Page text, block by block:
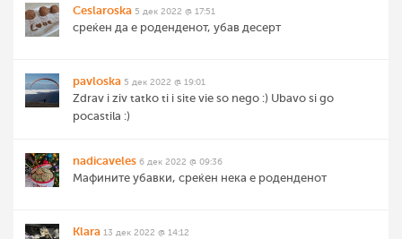
Ceslaroska 5 дек 2022 @ 17:51
среќен да е роденденот, убав десерт
pavloska 5 дек 2022 @ 19:01
Zdrav i ziv tatko ti i site vie so nego :) Ubavo si go
pocastila :)
nadicaveles 6 дек 2022 @ 09:36
Мафините убавки, среќен нека е роденденот
Klara 13 дек 2022 @ 14:12